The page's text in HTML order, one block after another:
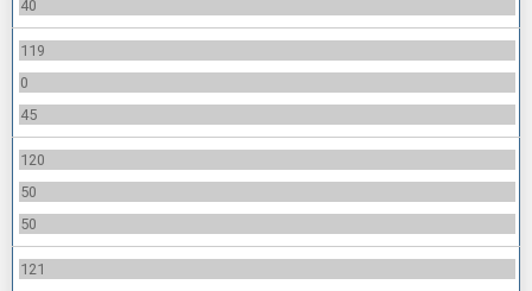
40
119
0
45
120
50
50
121